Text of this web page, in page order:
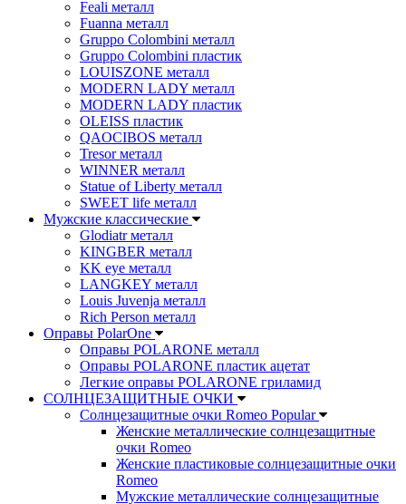
Feali металл
Fuanna металл
Gruppo Colombini металл
Gruppo Colombini пластик
LOUISZONE металл
MODERN LADY металл
MODERN LADY пластик
OLEISS пластик
QAOCIBOS металл
Tresor металл
WINNER металл
Statue of Liberty металл
SWEET life металл
Мужские классические
Glodiatr металл
KINGBER металл
KK eye металл
LANGKEY металл
Louis Juvenja металл
Rich Person металл
Оправы PolarOne
Оправы POLARONE металл
Оправы POLARONE пластик ацетат
Легкие оправы POLARONE гриламид
СОЛНЦЕЗАЩИТНЫЕ ОЧКИ
Солнцезащитные очки Romeo Popular
Женские металлические солнцезащитные
очки Romeo
Женские пластиковые солнцезащитные очки
Romeo
Мужские металлические солнцезащитные